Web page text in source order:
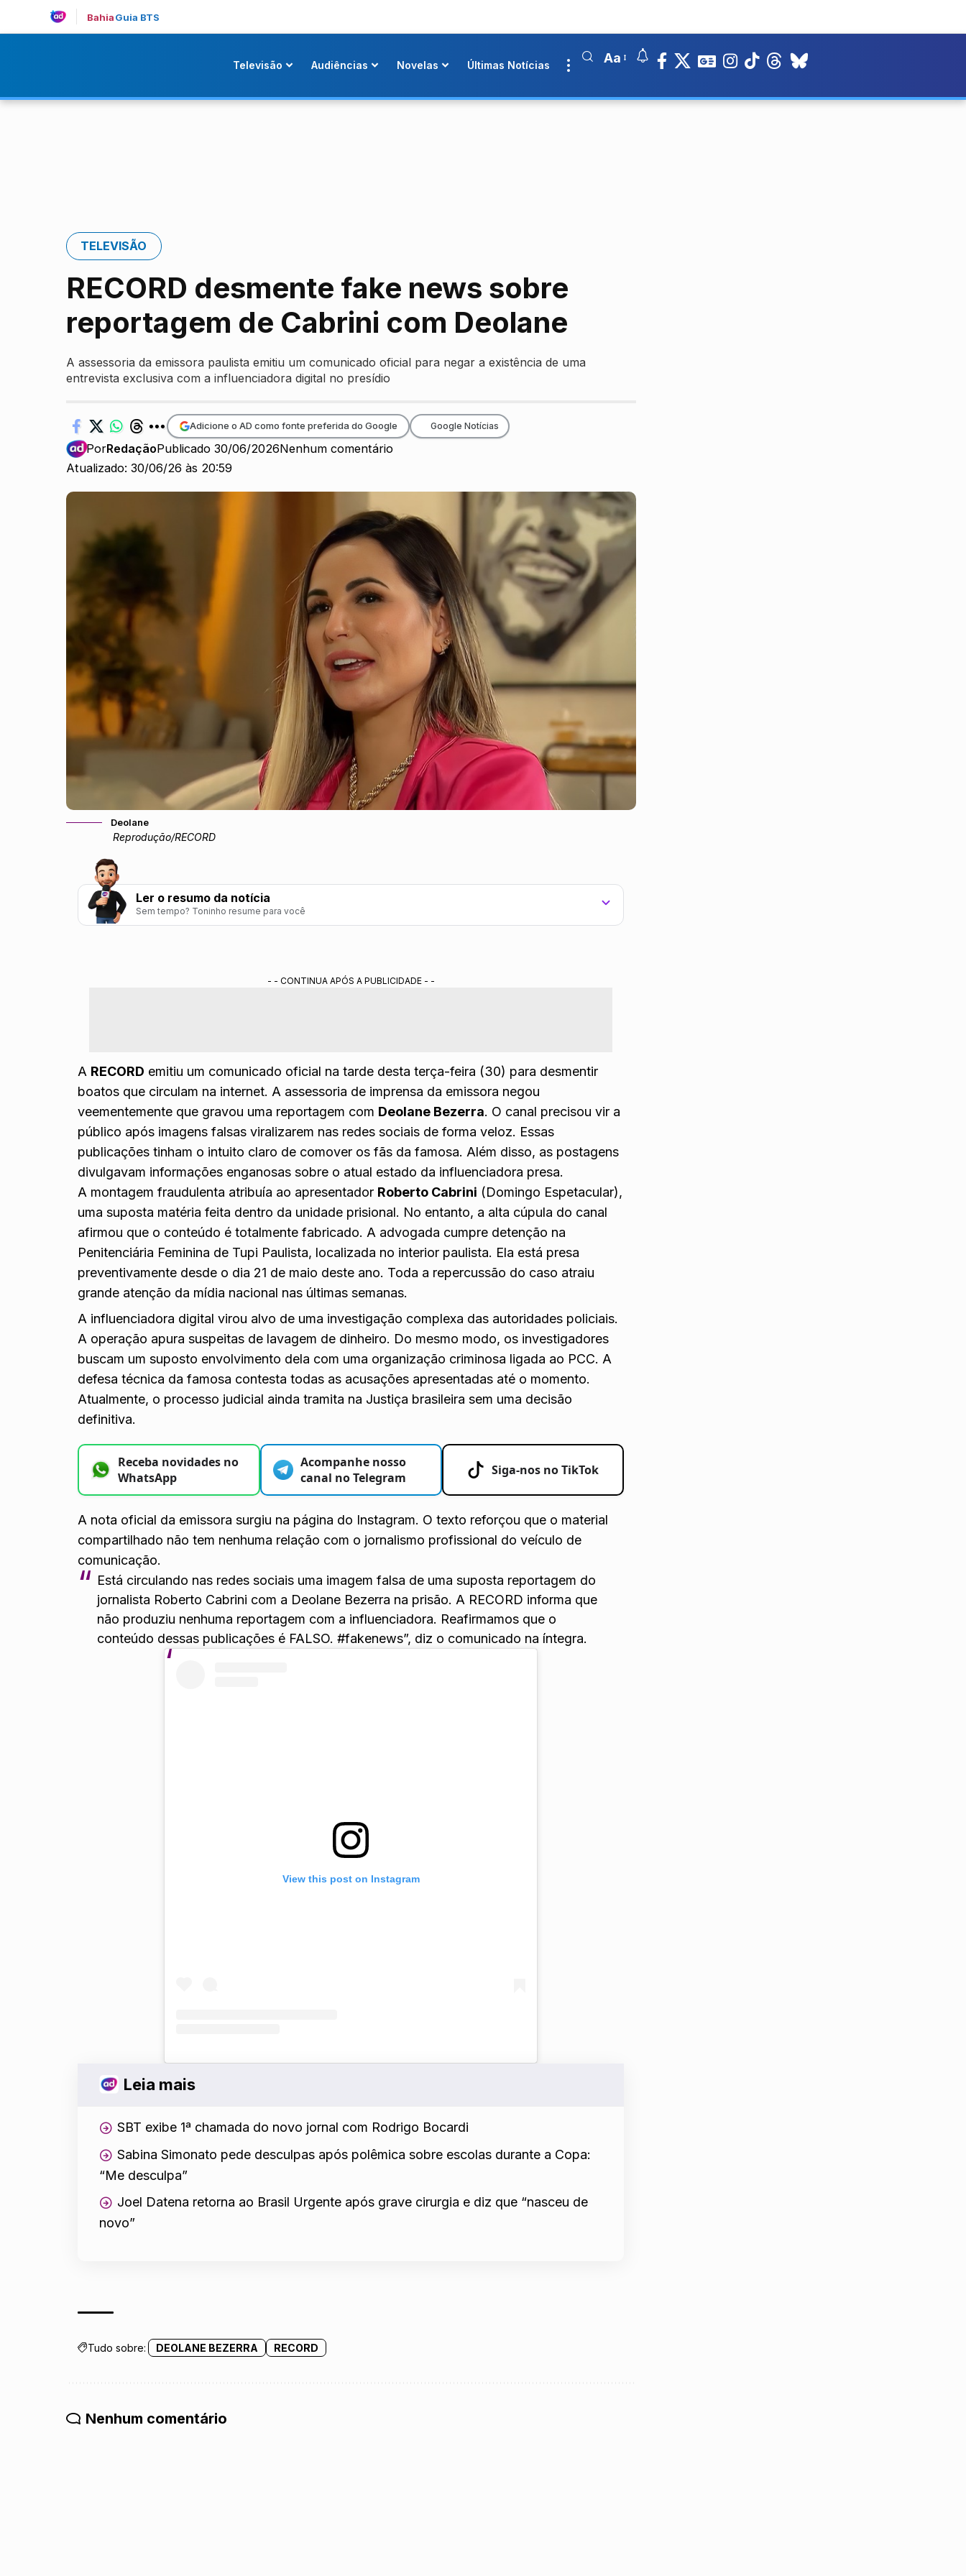
BahiaGuia BTS
Televisão Audiências Novelas Últimas Notícias Aa
TELEVISÃO
RECORD desmente fake news sobre
reportagem de Cabrini com Deolane
A assessoria da emissora paulista emitiu um comunicado oficial para negar a existência de uma
entrevista exclusiva com a influenciadora digital no presídio
Atualizado: 30/06/26 às 20:59
PorRedaçãoPublicado 30/06/2026Nenhum comentário
Adicione o AD como fonte preferida do Google Google Notícias
Deolane
Reprodução/RECORD
Ler o resumo da notícia
Sem tempo? Toninho resume para você
- - CONTINUA APÓS A PUBLICIDADE - -
A RECORD emitiu um comunicado oficial na tarde desta terça-feira (30) para desmentir
boatos que circulam na internet. A assessoria de imprensa da emissora negou
veementemente que gravou uma reportagem com Deolane Bezerra. O canal precisou vir a
público após imagens falsas viralizarem nas redes sociais de forma veloz. Essas
publicações tinham o intuito claro de comover os fãs da famosa. Além disso, as postagens
divulgavam informações enganosas sobre o atual estado da influenciadora presa.
A montagem fraudulenta atribuía ao apresentador Roberto Cabrini (Domingo Espetacular),
uma suposta matéria feita dentro da unidade prisional. No entanto, a alta cúpula do canal
afirmou que o conteúdo é totalmente fabricado. A advogada cumpre detenção na
Penitenciária Feminina de Tupi Paulista, localizada no interior paulista. Ela está presa
preventivamente desde o dia 21 de maio deste ano. Toda a repercussão do caso atraiu
grande atenção da mídia nacional nas últimas semanas.
A influenciadora digital virou alvo de uma investigação complexa das autoridades policiais.
A operação apura suspeitas de lavagem de dinheiro. Do mesmo modo, os investigadores
buscam um suposto envolvimento dela com uma organização criminosa ligada ao PCC. A
defesa técnica da famosa contesta todas as acusações apresentadas até o momento.
Atualmente, o processo judicial ainda tramita na Justiça brasileira sem uma decisão
definitiva.
Receba novidades no
WhatsApp
Acompanhe nosso
canal no Telegram
Siga-nos no TikTok
A nota oficial da emissora surgiu na página do Instagram. O texto reforçou que o material
compartilhado não tem nenhuma relação com o jornalismo profissional do veículo de
comunicação.
Está circulando nas redes sociais uma imagem falsa de uma suposta reportagem do
jornalista Roberto Cabrini com a Deolane Bezerra na prisão. A RECORD informa que
não produziu nenhuma reportagem com a influenciadora. Reafirmamos que o
conteúdo dessas publicações é FALSO. #fakenews”, diz o comunicado na íntegra.
View this post on Instagram
Leia mais
SBT exibe 1ª chamada do novo jornal com Rodrigo Bocardi
Sabina Simonato pede desculpas após polêmica sobre escolas durante a Copa:
“Me desculpa”
Joel Datena retorna ao Brasil Urgente após grave cirurgia e diz que “nasceu de
novo”
Tudo sobre: DEOLANE BEZERRA RECORD
Nenhum comentário